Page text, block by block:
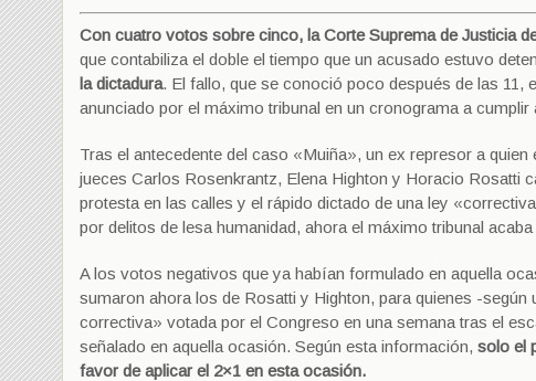
Con cuatro votos sobre cinco, la Corte Suprema de Justicia
que contabiliza el doble el tiempo que un acusado estuvo
la dictadura. El fallo, que se conoció poco después de las 11,
anunciado por el máximo tribunal en un cronograma a cumplir
Tras el antecedente del caso «Muiña», un ex represor a
jueces Carlos Rosenkrantz, Elena Highton y Horacio Rosatti
protesta en las calles y el rápido dictado de una ley
por delitos de lesa humanidad, ahora el máximo tribunal
A los votos negativos que ya habían formulado en aquella
sumaron ahora los de Rosatti y Highton, para quienes -
correctiva» votada por el Congreso en una semana tras el
señalado en aquella ocasión. Según esta información, solo el
favor de aplicar el 2×1 en esta ocasión.